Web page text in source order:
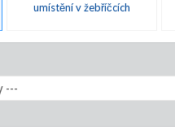
umístění v žebříčcích